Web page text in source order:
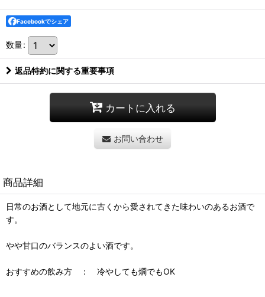
Facebookでシェア
数量:
返品特約に関する重要事項
カートに入れる
お問い合わせ
商品詳細
日常のお酒として地元に古くから愛されてきた味わいのあるお酒で
す。
やや甘口のバランスのよい酒です。
おすすめの飲み方 ： 冷やしても燗でもOK